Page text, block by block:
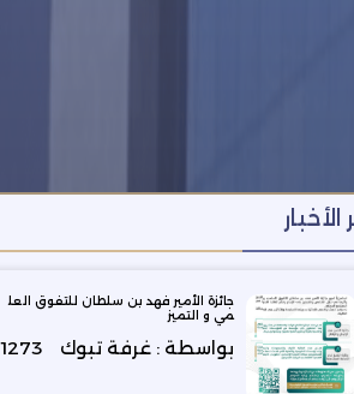
الأخبار
جائزة الأمير فهد بن سلطان للتفوق العل
مي و التميز
بواسطة : غرفة تبوك 1273